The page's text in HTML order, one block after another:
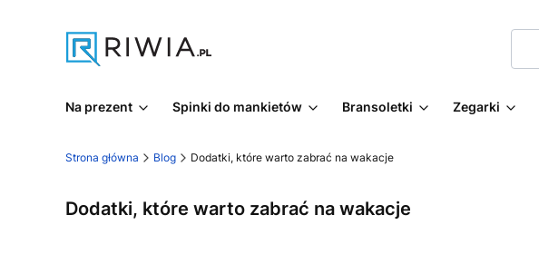
Na prezent Spinki do mankietów Bransoletki Zegarki
Strona główna Blog Dodatki, które warto zabrać na wakacje
Dodatki, które warto zabrać na wakacje